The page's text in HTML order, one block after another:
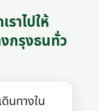
าไปให้
กรุงธนทั่ว
นทางใน